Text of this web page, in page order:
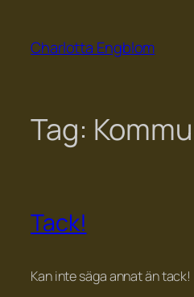
content
Charlotta Engblom
Tag:
Tack!
Kan inte säga annat än tack!